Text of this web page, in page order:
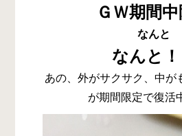
ＧＷ期間
なんと
なんと！
あの、外がサクサク、中が
が期間限定で復活